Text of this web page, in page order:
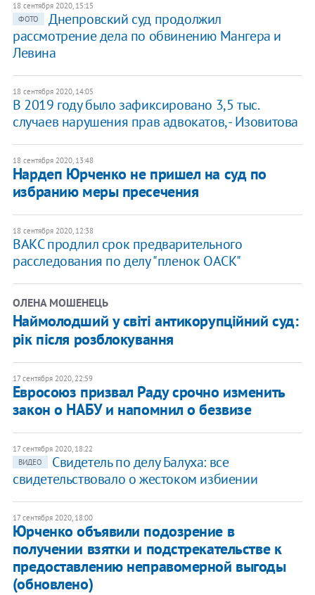
18 сентября 2020, 15:15
ФОТО
​Днепровский суд продолжил
рассмотрение дела по обвинению Мангера и
Левина
18 сентября 2020, 14:05
В 2019 году было зафиксировано 3,5 тыс.
случаев нарушения прав адвокатов, - Изовитова
18 сентября 2020, 13:48
Нардеп Юрченко не пришел на суд по
избранию меры пресечения
18 сентября 2020, 12:38
ВАКС продлил срок предварительного
расследования по делу "пленок ОАСК"
ОЛЕНА МОШЕНЕЦЬ
Наймолодший у світі антикорупційний суд:
рік після розблокування
17 сентября 2020, 22:59
Евросоюз призвал Раду срочно изменить
закон о НАБУ и напомнил о безвизе
17 сентября 2020, 18:22
ВИДЕО
Свидетель по делу Балуха: все
свидетельствовало о жестоком избиении
17 сентября 2020, 18:00
Юрченко объявили подозрение в
получении взятки и подстрекательстве к
предоставлению неправомерной выгоды
(обновлено)